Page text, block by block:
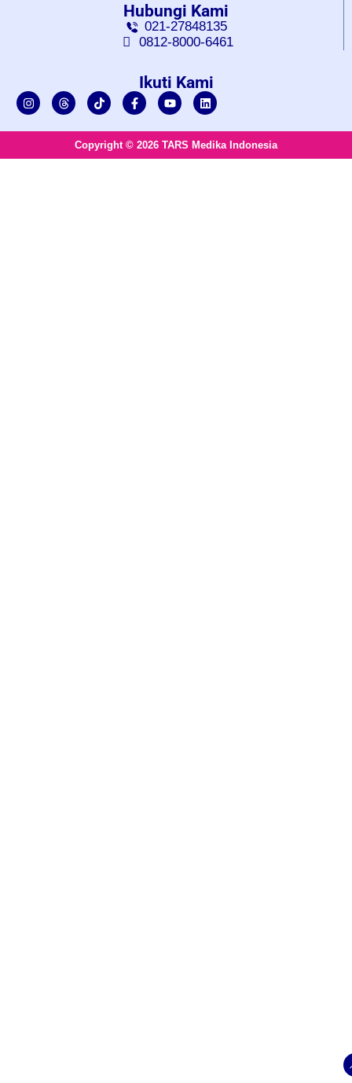
Hubungi Kami
021-27848135
0812-8000-6461
Ikuti Kami
Copyright © 2026 TARS Medika Indonesia